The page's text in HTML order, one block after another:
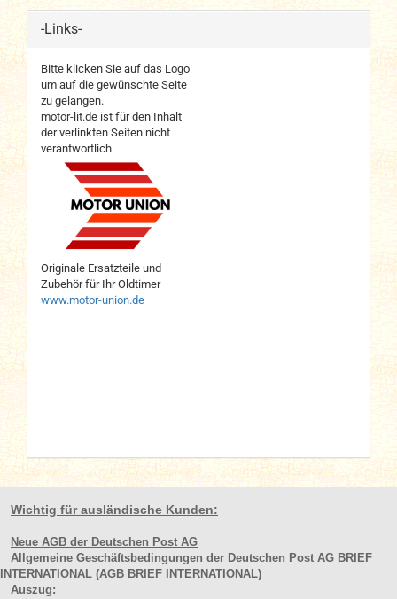
-Links-
Bitte klicken Sie auf das Logo
um auf die gewünschte Seite
zu gelangen.
motor-lit.de ist für den Inhalt
der verlinkten Seiten nicht
verantwortlich
Originale Ersatzteile und
Zubehör für Ihr Oldtimer
www.motor-union.de
Wichtig für ausländische Kunden:
Neue AGB der Deutschen Post AG
Allgemeine Geschäftsbedingungen der Deutschen Post AG BRIEF
INTERNATIONAL (AGB BRIEF INTERNATIONAL)
Auszug: